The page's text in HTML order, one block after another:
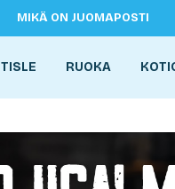
MIKÄ ON JUOMAPOSTI
TISLE RUOKA